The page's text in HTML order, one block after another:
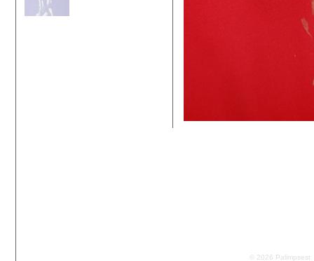
© 2026 Palimpsest